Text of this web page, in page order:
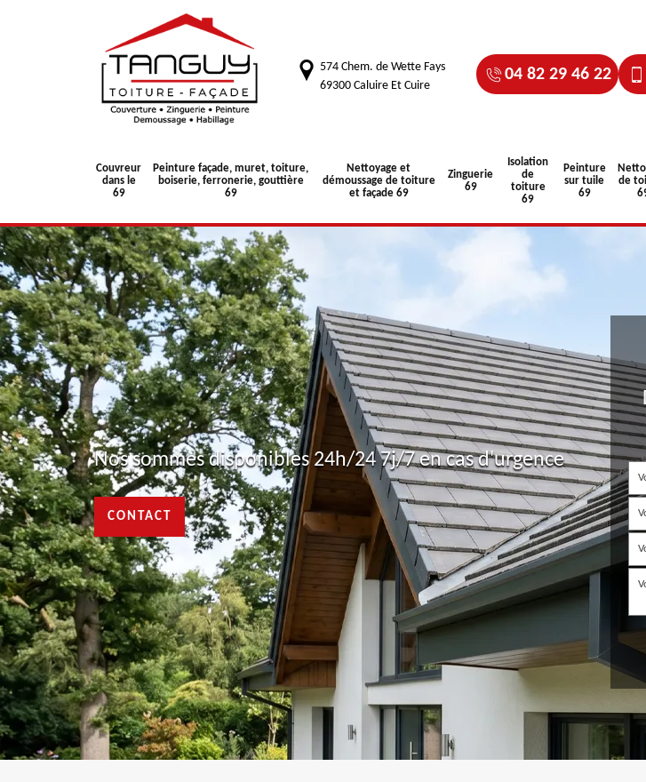
574 Chem. de Wette Fays
69300 Caluire Et Cuire
04 82 29 46 22
Couvreur
dans le
69
Peinture façade, muret, toiture,
boiserie, ferronerie, gouttière
69
Nettoyage et
démoussage de toiture
et façade 69
Zinguerie
69
Isolation
de
toiture
69
Peinture
sur tuile
69
de
Nos sommes disponibles 24h/24 7j/7 en cas d'urgence
CONTACT